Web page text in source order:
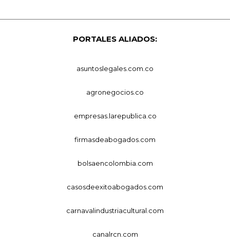
PORTALES ALIADOS:
asuntoslegales.com.co
agronegocios.co
empresas.larepublica.co
firmasdeabogados.com
bolsaencolombia.com
casosdeexitoabogados.com
carnavalindustriacultural.com
canalrcn.com